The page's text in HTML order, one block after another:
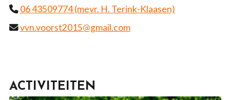
06 43509774 (mevr. H. Terink-Klaasen)
vvn.voorst2015@gmail.com
ACTIVITEITEN